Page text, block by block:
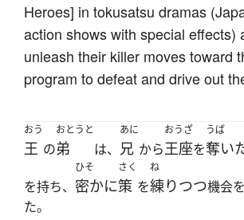
Heroes] in tokusatsu dramas
action shows with special effects)
unleash their killer moves toward
program to defeat and drive out
おう
王 の
おとうと
弟 は、
あに
兄 から
おうざ
王座を
うば
奪い
を持ち、
ひそ
密かに
さく
策 を
ね
練りつつ機会
た。